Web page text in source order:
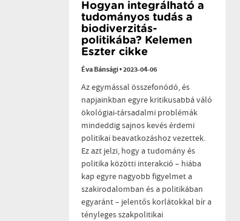
Hogyan integrálható a
tudományos tudás a
biodiverzitás-
politikába? Kelemen
Eszter cikke
Éva Bánsági•2023-04-06
Az egymással összefonódó, és
napjainkban egyre kritikusabbá váló
ökológiai-társadalmi problémák
mindeddig sajnos kevés érdemi
politikai beavatkozáshoz vezettek.
Ez azt jelzi, hogy a tudomány és
politika közötti interakció – hiába
kap egyre nagyobb figyelmet a
szakirodalomban és a politikában
egyaránt – jelentős korlátokkal bír a
tényleges szakpolitikai